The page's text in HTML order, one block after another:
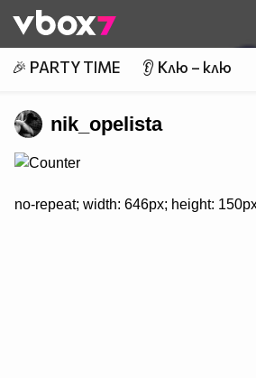
👾
🎉 PARTY TIME 👂 Клю – клю
nik_opelista
no-repeat; width: 646px; height: